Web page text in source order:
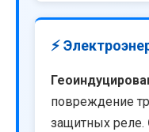
⚡
повреждение
защитных реле.